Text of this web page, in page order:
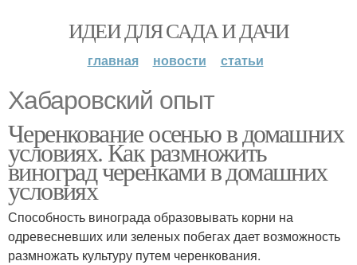
ИДЕИ ДЛЯ САДА И ДАЧИ
главная новости статьи
Хабаровский опыт
Черенкование осенью в домашних
условиях. Как размножить
виноград черенками в домашних
условиях
Способность винограда образовывать корни на
одревесневших или зеленых побегах дает возможность
размножать культуру путем черенкования.